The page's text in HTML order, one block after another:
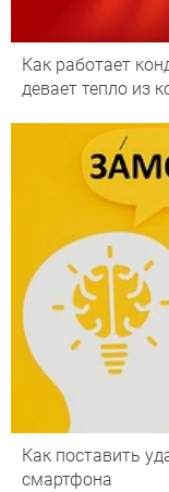
Как работает
девает тепло из
Как поставить
смартфона